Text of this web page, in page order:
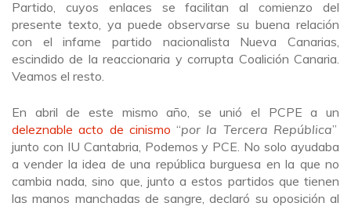
Partido, cuyos enlaces se facilitan al comienzo del
presente texto, ya puede observarse su buena relación
con el infame partido nacionalista Nueva Canarias,
escindido de la reaccionaria y corrupta Coalición Canaria.
Veamos el resto.
En abril de este mismo año, se unió el PCPE a un
deleznable acto de cinismo “por la Tercera República”
junto con IU Cantabria, Podemos y PCE. No solo ayudaba
a vender la idea de una república burguesa en la que no
cambia nada, sino que, junto a estos partidos que tienen
las manos manchadas de sangre, declaró su oposición al